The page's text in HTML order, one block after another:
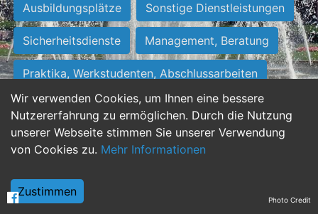
Wir verwenden Cookies, um Ihnen eine bessere
Nutzererfahrung zu ermöglichen. Durch die Nutzung
unserer Webseite stimmen Sie unserer Verwendung
von Cookies zu. Mehr Informationen
Zustimmen
Ausbildungsplätze Sonstige Dienstleistungen
Sicherheitsdienste Management, Beratung
Praktika, Werkstudenten, Abschlussarbeiten
Personalwesen Assistenz, Sekretariat
Hilfskräfte, Aushilfs- und Nebenjobs
Weiterbildung, Studium, duale Ausbildung Photo Credit